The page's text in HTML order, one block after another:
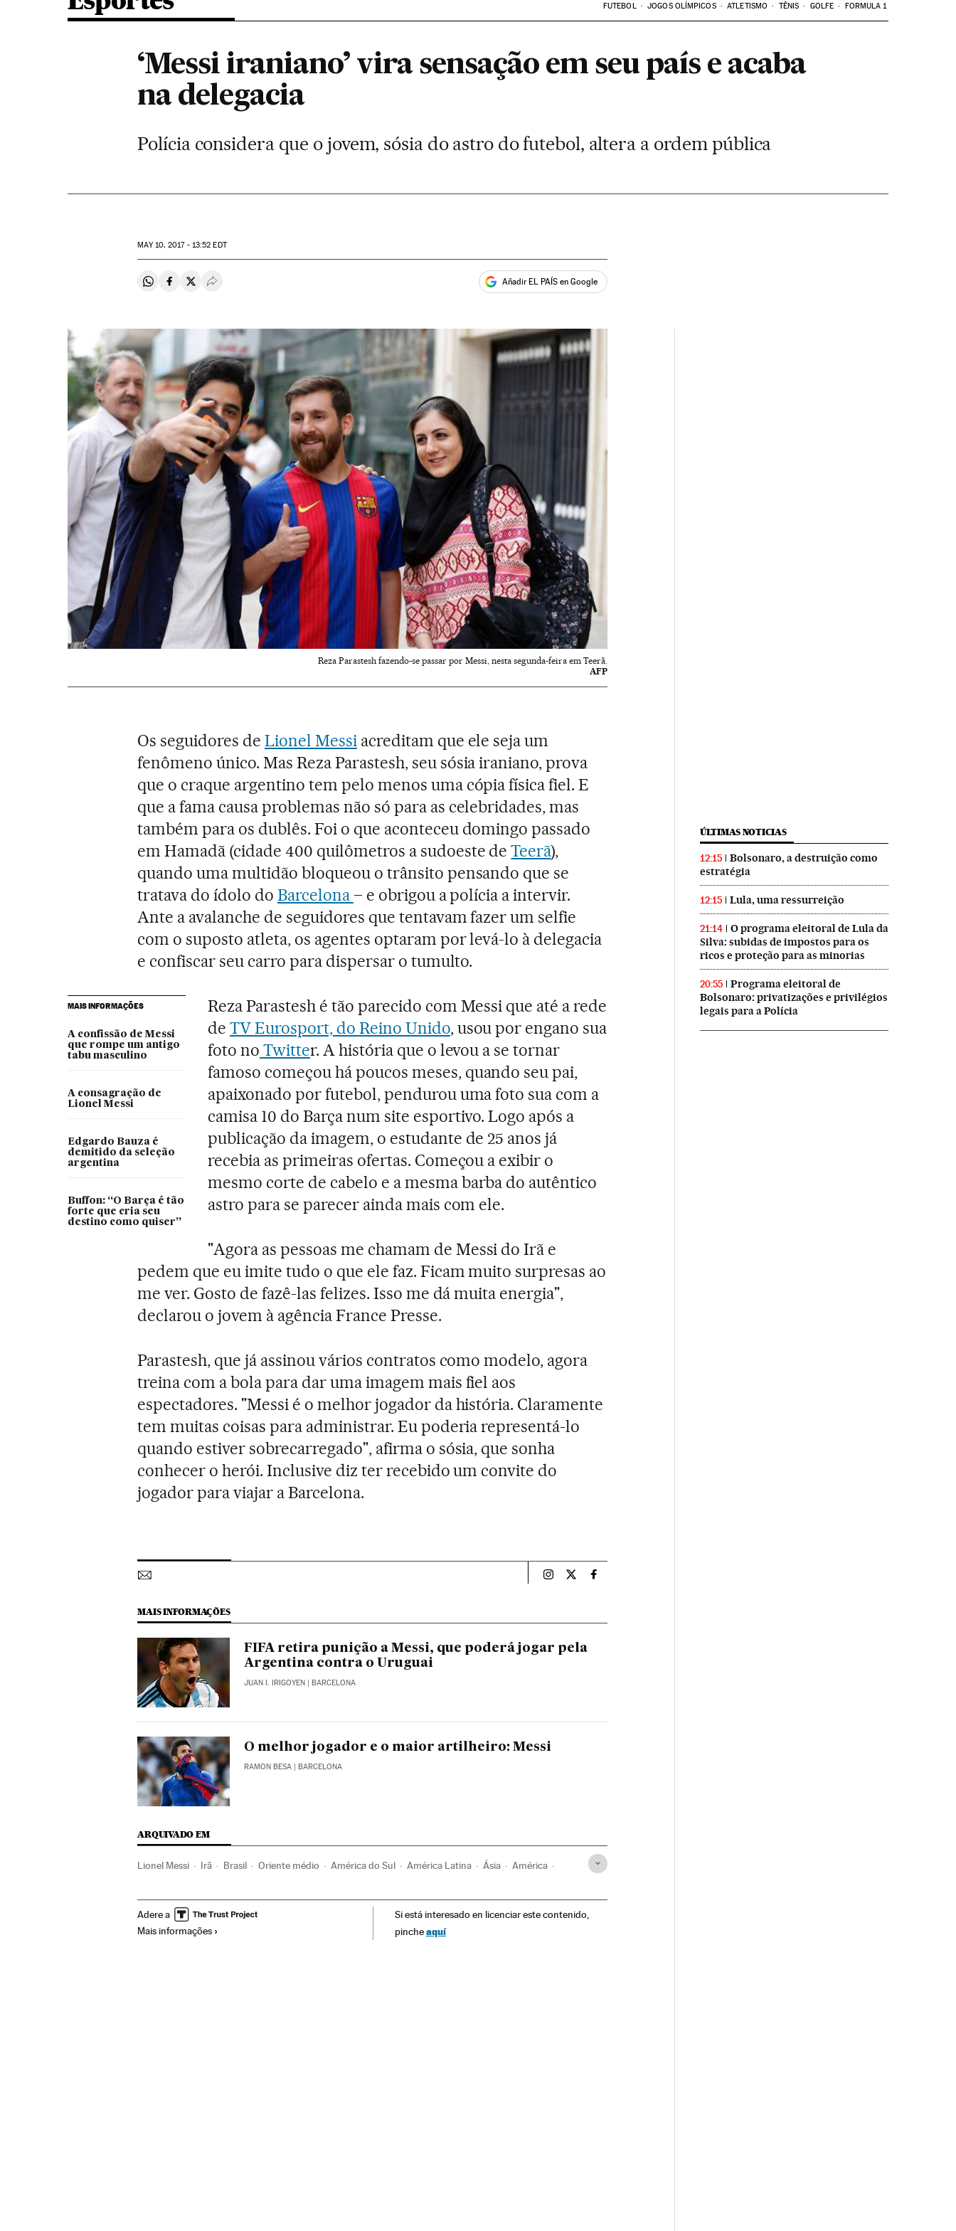
FUTEBOL JOGOS OLÍMPICOS ATLETISMO TÊNIS GOLFE FORMULA 1
‘Messi iraniano’ vira sensação em seu país e acaba
na delegacia
Polícia considera que o jovem, sósia do astro do futebol, altera a ordem pública
MAY10, 2017 - 13:52 EDT
Compartir en Whatsapp
Compartir en Facebook
Compartir en Twitter
Desplegar Redes Sociales Añadir EL PAÍS en Google
Reza Parastesh fazendo-se passar por Messi, nesta segunda-feira em Teerã.
AFP
Os seguidores deLionel Messiacreditam que ele seja um
fenômeno único. Mas Reza Parastesh, seu sósia iraniano, prova
que o craque argentino tem pelo menos uma cópia física fiel. E
que a fama causa problemas não só para as celebridades, mas
também para os dublês. Foi o que aconteceu domingo passado
em Hamadã (cidade 400 quilômetros a sudoeste deTeerã),
quando uma multidão bloqueou o trânsito pensando que se
tratava do ídolo do Barcelona – e obrigou a polícia a intervir.
Ante a avalanche de seguidores que tentavam fazer um selfie
com o suposto atleta, os agentes optaram por levá-lo à delegacia
e confiscar seu carro para dispersar o tumulto.
MAIS INFORMAÇÕES
A confissão de Messi
que rompe um antigo
tabu masculino
A consagração de
Lionel Messi
Edgardo Bauza é
demitido da seleção
argentina
Buffon: “O Barça é tão
forte que cria seu
destino como quiser”
Reza Parastesh é tão parecido com Messi que até a rede
deTV Eurosport, do Reino Unido, usou por engano sua
foto no Twitter. A história que o levou a se tornar
famoso começou há poucos meses, quando seu pai,
apaixonado por futebol, pendurou uma foto sua com a
camisa 10 do Barça num site esportivo. Logo após a
publicação da imagem, o estudante de 25 anos já
recebia as primeiras ofertas. Começou a exibir o
mesmo corte de cabelo e a mesma barba do autêntico
astro para se parecer ainda mais com ele.
"Agora as pessoas me chamam de Messi do Irã e
pedem que eu imite tudo o que ele faz. Ficam muito surpresas ao
me ver. Gosto de fazê-las felizes. Isso me dá muita energia",
declarou o jovem à agência France Presse.
Parastesh, que já assinou vários contratos como modelo, agora
treina com a bola para dar uma imagem mais fiel aos
espectadores. "Messi é o melhor jogador da história. Claramente
tem muitas coisas para administrar. Eu poderia representá-lo
quando estiver sobrecarregado", afirma o sósia, que sonha
conhecer o herói. Inclusive diz ter recebido um convite do
jogador para viajar a Barcelona.
Esportes El País Brasil en Instagram
Esportes El País Brasil en Twitter
Esportes El País Brasil en Facebook
MAIS INFORMAÇÕES
FIFA retira punição a Messi, que poderá jogar pela
Argentina contra o Uruguai
JUAN I. IRIGOYEN | BARCELONA
O melhor jogador e o maior artilheiro: Messi
RAMON BESA | BARCELONA
ARQUIVADO EM
Lionel Messi Irã Brasil Oriente médio América do Sul América Latina Ásia América
Adere a
Mais informações
Si está interesado en licenciar este contenido,
pincheaquí
ÚLTIMAS NOTICIAS
12:15
Bolsonaro, a destruição como
estratégia
12:15 Lula, uma ressurreição
21:14
O programa eleitoral de Lula da
Silva: subidas de impostos para os
ricos e proteção para as minorias
20:55
Programa eleitoral de
Bolsonaro: privatizações e privilégios
legais para a Polícia